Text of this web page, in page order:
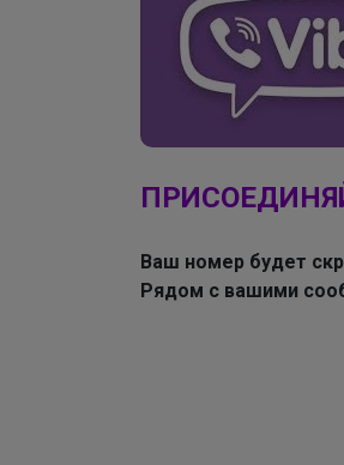
Ваш номер будет
Рядом с вашими